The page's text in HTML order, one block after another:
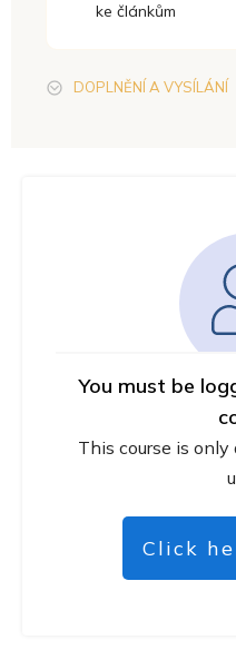
You must be
This course is
Click
ke článkům
DOPLNĚNÍ A VYSÍLÁNÍ